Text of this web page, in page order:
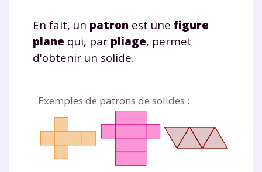
En fait, un patron est une figure
plane qui, par pliage, permet
d'obtenir un solide.
Exemples de patrons de solides :